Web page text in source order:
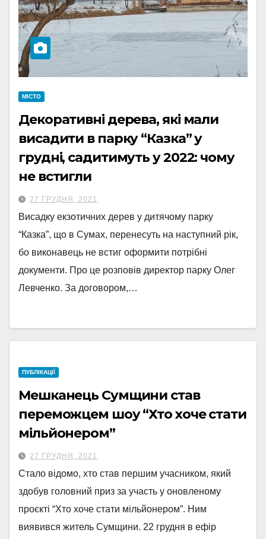
МІСТО
Декоративні дерева, які мали
висадити в парку “Казка” у
грудні, садитимуть у 2022: чому
не встигли
27 ГРУДНЯ, 2021
Висадку екзотичних дерев у дитячому парку
“Казка”, що в Сумах, перенесуть на наступний рік,
бо виконавець не встиг оформити потрібні
документи. Про це розповів директор парку Олег
Левченко. За договором,…
ПУБЛІКАЦІЇ
Мешканець Сумщини став
переможцем шоу “Хто хоче стати
мільйонером”
27 ГРУДНЯ, 2021
Стало відомо, хто став першим учасником, який
здобув головний приз за участь у оновленому
проєкті “Хто хоче стати мільйонером”. Ним
виявився житель Сумщини. 22 грудня в ефір